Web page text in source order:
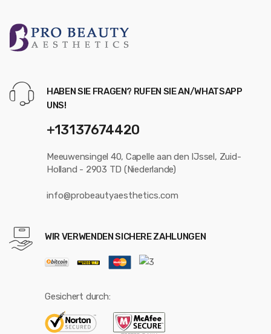
HABEN SIE FRAGEN? RUFEN SIE AN/WHATSAPP
UNS!
+13137674420
Meeuwensingel 40, Capelle aan den IJssel, Zuid-
Holland - 2903 TD (Niederlande)
info@probeautyaesthetics.com
WIR VERWENDEN SICHERE ZAHLUNGEN
Gesichert durch: